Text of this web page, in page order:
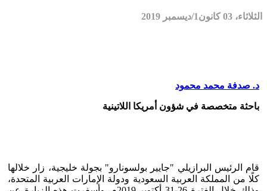
الثلاثاء، 03 كانون1/ديسمبر 2019
د. صدفة محمد محمود
باحثة متخصصة في شؤون أمريكا اللاتينية
قام الرئيس البرازيلي "جايير بولسونارو" بجولة خليجية، زار خلالها
كلًا من المملكة العربية السعودية ودولة الإمارات العربية المتحدة،